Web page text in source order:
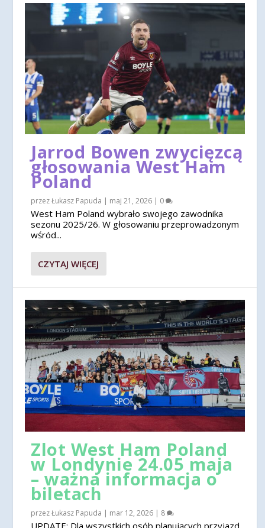
Jarrod Bowen zwycięzcą
głosowania West Ham
Poland
przezŁukasz Papuda | maj 21, 2026 | 0
West Ham Poland wybrało swojego zawodnika
sezonu 2025/26. W głosowaniu przeprowadzonym
wśród...
CZYTAJ WIĘCEJ
Zlot West Ham Poland
w Londynie 24.05 maja
– ważna informacja o
biletach
przezŁukasz Papuda | mar 12, 2026 | 8
UPDATE: Dla wszystkich osób planujących przyjazd